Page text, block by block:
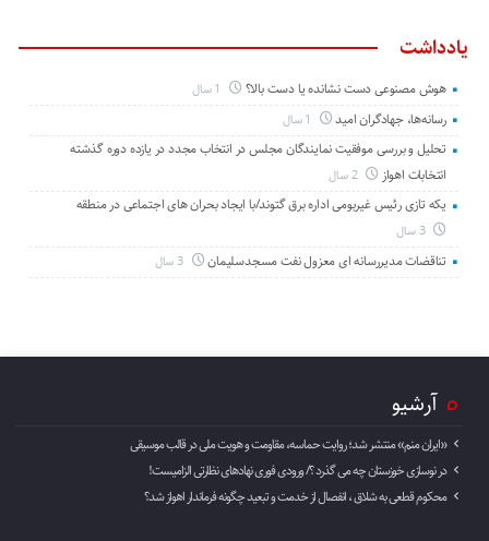
یادداشت
هوش مصنوعی دست نشانده یا دست بالا؟
رسانه‌ها، جهادگران امید
تحلیل و بررسی موفقیت نمایندگان مجلس در انتخاب مجدد در یازده دوره گذشته
انتخابات اهواز
2 سال
یکه تازی رئیس غیربومی اداره برق گتوند/با ایجاد بحران های اجتماعی در منطقه
3 سال
تناقضات مدیررسانه ای معزول نفت مسجدسلیمان 3 سال
آرشیو
«ایران منم» منتشر شد؛ روایت حماسه، مقاومت و هویت ملی در قالب موسیقی
در نوسازی خوزستان چه می گذرد ؟/ ورودی فوری نهادهای نظارتی الزامیست!
محکوم قطعی به شلاق ، انفصال از خدمت و تبعید چگونه فرماندار اهواز شد؟